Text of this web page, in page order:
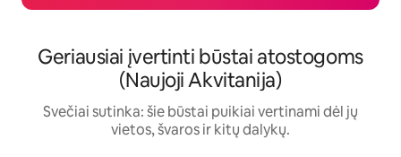
Geriausiai įvertinti būstai atostogoms
(Naujoji Akvitanija)
Svečiai sutinka: šie būstai puikiai vertinami dėl jų
vietos, švaros ir kitų dalykų.